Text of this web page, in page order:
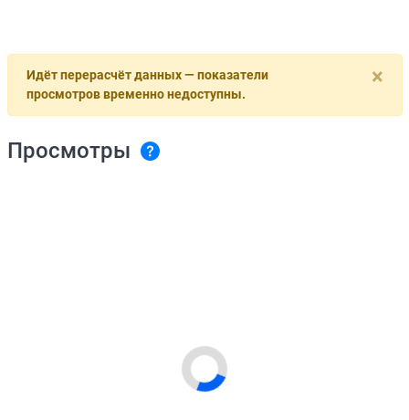
×
Идёт перерасчёт данных — показатели
просмотров временно недоступны.
Просмотры